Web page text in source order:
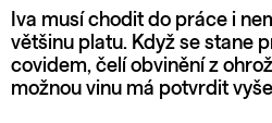
Iva musí chodit do práce i
většinu platu. Když se stane
covidem, čelí obvinění z
možnou vinu má potvrdit